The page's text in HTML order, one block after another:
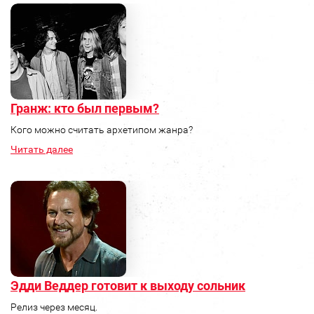
Гранж: кто был первым?
Кого можно считать архетипом жанра?
Читать далее
Эдди Веддер готовит к выходу сольник
Релиз через месяц.